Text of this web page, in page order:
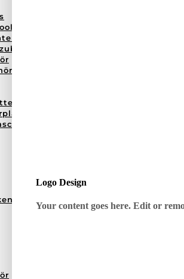
Logo Design
Your content goes here. Edit or